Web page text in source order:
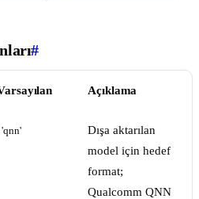
#
Açıklama
'qnn'
Dışa aktarılan
model için hedef
format;
Qualcomm QNN